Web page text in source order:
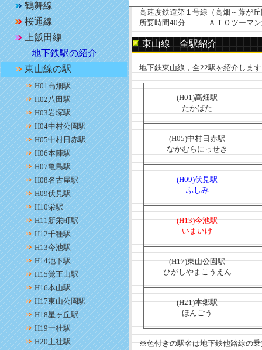
鶴舞線
桜通線
上飯田線
地下鉄駅の紹介
東山線の駅
H01高畑駅
H02八田駅
H03岩塚駅
H04中村公園駅
H05中村日赤駅
H06本陣駅
H07亀島駅
H08名古屋駅
H09伏見駅
H10栄駅
H11新栄町駅
H12千種駅
H13今池駅
H14池下駅
H15覚王山駅
H16本山駅
H17東山公園駅
H18星ヶ丘駅
H19一社駅
H20上社駅
高速度鉄道第１号線（高畑～
所要時間40分 ＡＴＯツーマ
東山線 全駅紹介
地下鉄東山線，全22駅を紹介しま
(H01)高畑駅
たかばた
(H05)中村日赤駅
なかむらにっせき
(H09)伏見駅
ふしみ
(H13)今池駅
いまいけ
(H17)東山公園駅
ひがしやまこうえん
(H21)本郷駅
ほんごう
※色付きの駅名は地下鉄他路線の乗